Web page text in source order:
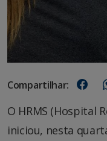
Compartilhar:
O HRMS (Hospital
iniciou, nesta